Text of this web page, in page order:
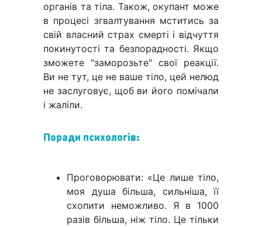
органів та тіла. Також, окупант може
в процесі згвалтування мститись за
свій власний страх смерті і відчуття
покинутості та безпорадності. Якщо
зможете "заморозьте" свої реакції.
Ви не тут, це не ваше тіло, цей нелюд
не заслуговує, щоб ви його помічали
і жаліли.
Поради психологів:
Проговорювати: «Це лише тіло,
моя душа більша, сильніша, її
схопити неможливо. Я в 1000
разів більша, ніж тіло. Це тільки